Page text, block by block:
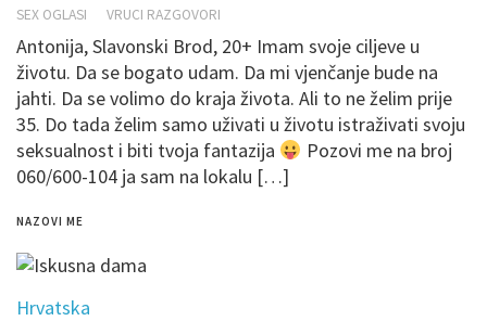
SEX OGLASI
VRUCI RAZGOVORI
Antonija, Slavonski Brod, 20+ Imam svoje ciljeve u
životu. Da se bogato udam. Da mi vjenčanje bude na
jahti. Da se volimo do kraja života. Ali to ne želim prije
35. Do tada želim samo uživati u životu istraživati svoju
seksualnost i biti tvoja fantazija
Pozovi me na broj
060/600-104 ja sam na lokalu […]
NAZOVI ME
Hrvatska